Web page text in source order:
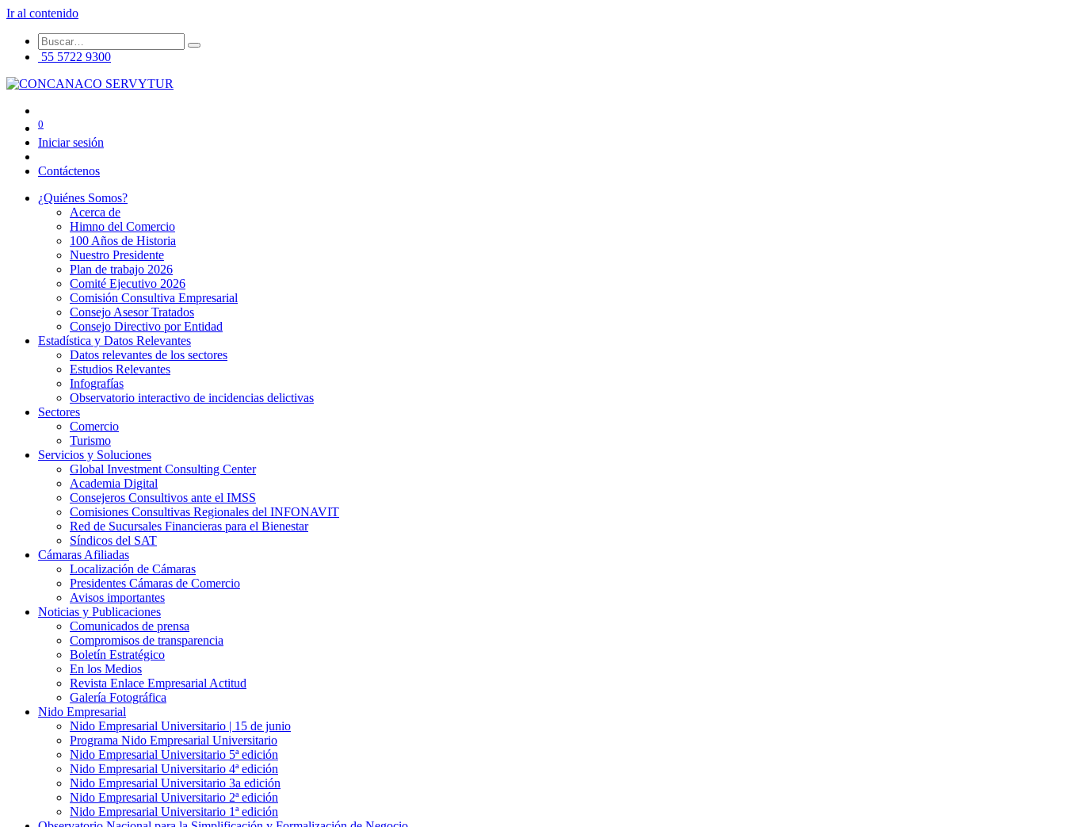
Ir al contenido
55 5722 9300
0
Iniciar sesión
Contáctenos
¿Quiénes Somos?
Acerca de
Himno del Comercio
100 Años de Historia
Nuestro Presidente
Plan de trabajo 2026
Comité Ejecutivo 2026
Comisión Consultiva Empresarial
Consejo Asesor Tratados
Consejo Directivo por Entidad
Estadística y Datos Relevantes
Datos relevantes de los sectores
Estudios Relevantes
Infografías
Observatorio interactivo de incidencias delictivas
Sectores
Comercio
Turismo
Servicios y Soluciones
Global Investment Consulting Center
Academia Digital
Consejeros Consultivos ante el IMSS
Comisiones Consultivas Regionales del INFONAVIT
Red de Sucursales Financieras para el Bienestar
Síndicos del SAT
Cámaras Afiliadas
Localización de Cámaras
Presidentes Cámaras de Comercio
Avisos importantes
Noticias y Publicaciones
Comunicados de prensa
Compromisos de transparencia
Boletín Estratégico
En los Medios
Revista Enlace Empresarial Actitud
Galería Fotográfica
Nido Empresarial
Nido Empresarial Universitario | 15 de junio
Programa Nido Empresarial Universitario
Nido Empresarial Universitario 5ª edición
Nido Empresarial Universitario 4ª edición
Nido Empresarial Universitario 3a edición
Nido Empresarial Universitario 2ª edición
Nido Empresarial Universitario 1ª edición